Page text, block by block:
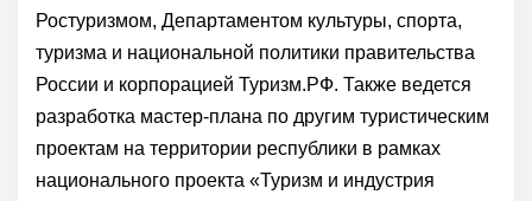
Ростуризмом, Департаментом культуры, спорта,
туризма и национальной политики правительства
России и корпорацией Туризм.РФ. Также ведется
разработка мастер-плана по другим туристическим
проектам на территории республики в рамках
национального проекта «Туризм и индустрия